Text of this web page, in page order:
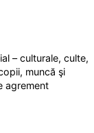
– culturale, culte,
muncă şi
agrement